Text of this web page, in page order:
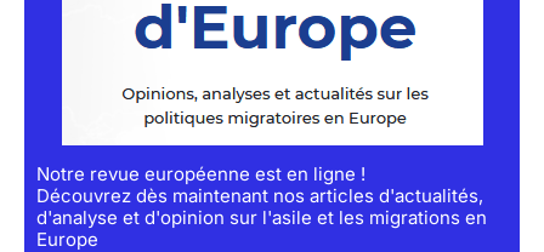
Notre revue européenne est en ligne !
Découvrez dès maintenant nos articles d'actualités,
d'analyse et d'opinion sur l'asile et les migrations en
Europe